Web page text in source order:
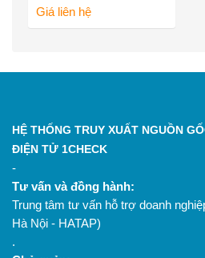
Giá liên hệ
HỆ THỐNG TRUY XUẤT NGUỒN
ĐIỆN TỬ 1CHECK
-
Tư vấn và đồng hành:
Trung tâm tư vấn hỗ trợ doanh
Hà Nội - HATAP)
.